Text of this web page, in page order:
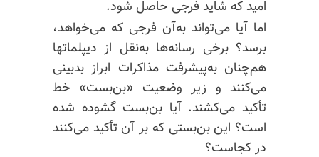
امید که شاید فرجی حاصل شود.
اما آیا می‌تواند به‌آن فرجی که می‌خواهد،
برسد؟ برخی رسانه‌ها به‌نقل از دیپلماتها
هم‌چنان به‌پیشرفت مذاکرات ابراز بدبینی
می‌کنند و زیر وضعیت «بن‌بست» خط
تأکید می‌کشند. آیا بن‌بست گشوده شده
است؟ این بن‌بستی که بر آن تأکید می‌کنند
در کجاست؟